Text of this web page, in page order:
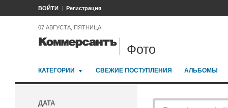
ВОЙТИ Регистрация
07 АВГУСТА, ПЯТНИЦА
Фото
КАТЕГОРИИ СВЕЖИЕ ПОСТУПЛЕНИЯ АЛЬБОМЫ
ДАТА